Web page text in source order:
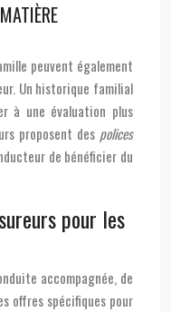
peuvent également
Un historique familial
à une évaluation plus
proposent des polices
de bénéficier du
pour les
accompagnée, de
offres spécifiques pour